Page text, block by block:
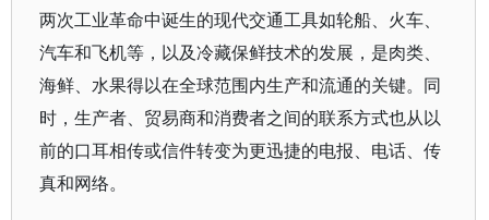
两次工业革命中诞生的现代交通工具如轮船、火车、
汽车和飞机等，以及冷藏保鲜技术的发展，是肉类、
海鲜、水果得以在全球范围内生产和流通的关键。同
时，生产者、贸易商和消费者之间的联系方式也从以
前的口耳相传或信件转变为更迅捷的电报、电话、传
真和网络。